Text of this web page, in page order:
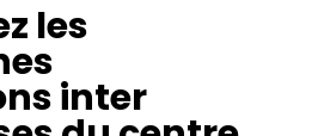
les
inter